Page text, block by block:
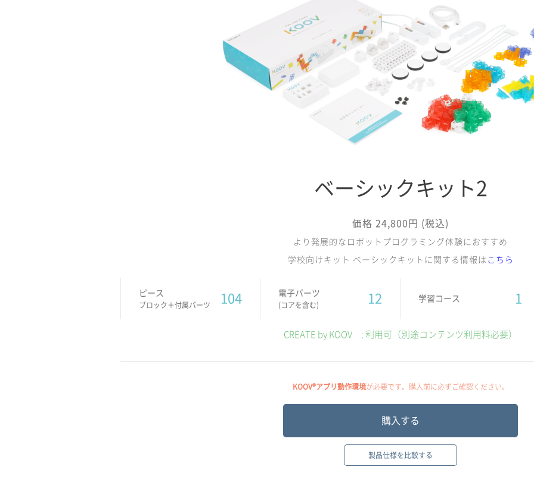
ベーシックキット2
価格 24,800円 (税込)
より発展的なロボットプログラミング体験におすすめ
学校向けキット ベーシックキットに関する情報は こちら
ピース
ブロック＋付属パーツ 104 電子パーツ
(コアを含む) 12 学習コース 1
CREATE by KOOV : 利用可（別途コンテンツ利用料必要）
KOOV®アプリ動作環境が必要です。購入前に必ずご確認ください。
購入する
製品仕様を比較する